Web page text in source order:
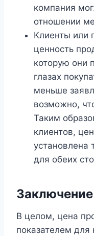
компания
отношении
Клиенты или
ценность
которую они
глазах
меньше
возможно,
Таким
клиентов,
установлена
для обеих
Заключение
В целом, цена
показателем